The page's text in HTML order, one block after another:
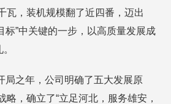
瓦，装机规模翻了近四番，迈出
标”中关键的一步，以高质量发展成
局之年，公司明确了五大发展原
略，确立了“立足河北，服务雄安，